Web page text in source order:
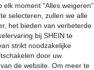
moment "Alles weigeren",
selecteren, zullen we alle
het bieden van verbeterde
bij SHEIN te
strikt noodzakelijke
door uw
de website. Om meer te